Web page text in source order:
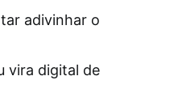
adivinhar o
vira digital de